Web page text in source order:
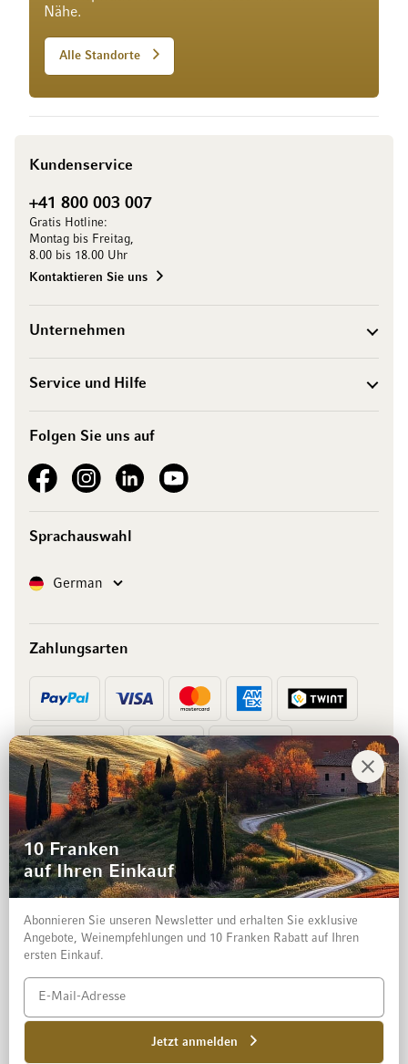
Nähe.
Alle Standorte
Kundenservice
+41 800 003 007
Gratis Hotline:
Montag bis Freitag,
8.00 bis 18.00 Uhr
Kontaktieren Sie uns
Unternehmen
Service und Hilfe
Folgen Sie uns auf
See our FacebookSee our Instagram account
See our LinkedInSee our YouTube channel
Sprachauswahl
SpracheGerman
Zahlungsarten
Vorkasse Rechnung
Datenschutz und Disclaimer
10 Franken
auf Ihren Einkauf
Abonnieren Sie unseren Newsletter und erhalten Sie exklusive
Angebote, Weinempfehlungen und 10 Franken Rabatt auf Ihren
ersten Einkauf.
Jetzt anmelden